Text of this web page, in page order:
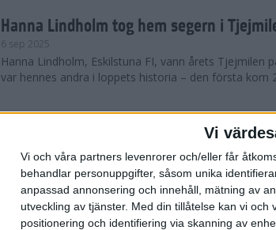
Vi
Vi och våra partners levenrorer och/eller får
behandlar personuppgifter, såsom unika
anpassad annonsering och innehåll, mätning av
utveckling av tjänster. Med din tillåtelse kan vi och
positionering och identifiering via skanning av
Hanna Lindholm tog hem segern i
6 sep 2025
Hanna Lindholm, Eskilstuna FI, vann årets Tjejmilen
var hennes andra i loppets historia – den första kom
Snabbaste segertiden på 12 år i
Stockholm Halvmaraton
30 aug 2025
Ett slutsålt och rekordstort adidas Stockholm
nästintill perfekt löparväder. 18 grader, mulet och
var 19,866 löpare anmälda, varav 15,807 kom till sta...